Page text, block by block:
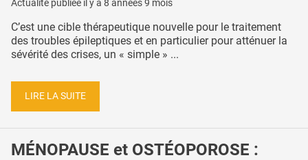
Actualité publiée il y a 8 années 9 mois
C’est une cible thérapeutique nouvelle pour le traitement
des troubles épileptiques et en particulier pour atténuer la
sévérité des crises, un « simple » ...
LIRE LA SUITE
MÉNOPAUSE et OSTÉOPOROSE :